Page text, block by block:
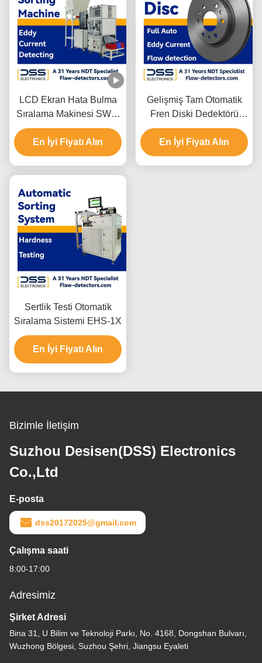
LCD Ekran Hata Bulma
Sıralama Makinesi SWT-
636
En İyi Fiyatı Alın
Gelişmiş Tam Otomatik
Fren Diski Dedektörü
SWT-608
En İyi Fiyatı Alın
Sertlik Testi Otomatik
Sıralama Sistemi EHS-1X
En İyi Fiyatı Alın
Bizimle İletişim
Suzhou Desisen(DSS) Electronics
Co.,Ltd
E-posta
dss20172025@gmail.com
Çalışma saati
8:00-17:00
Adresimiz
Şirket Adresi
Bina 31, U Bilim ve Teknoloji Parkı, No. 4168, Dongshan Bulvarı,
Wuzhong Bölgesi, Suzhou Şehri, Jiangsu Eyaleti